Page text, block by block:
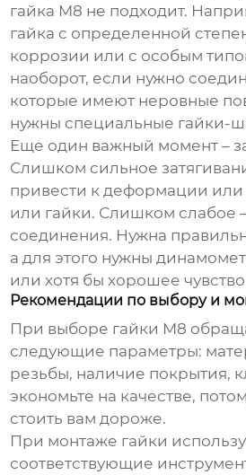
гайка M8 не подходит.
гайка с определенной
коррозии или с особым
наоборот, если нужно
которые имеют неровные
нужны специальные гайки-
Еще один важный момент –
Слишком сильное
привести к деформации или
или гайки. Слишком слабое
соединения. Нужна
а для этого нужны
или хотя бы хорошее
Рекомендации по выбору и
При выборе гайки M8
следующие параметры:
резьбы, наличие покрытия,
экономьте на качестве,
стоить вам дороже.
При монтаже гайки
соответствующие